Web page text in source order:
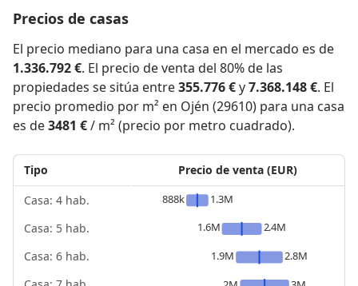
Precios de casas
El precio mediano para una casa en el mercado es de
1.336.792 €. El precio de venta del 80% de las
propiedades se sitúa entre355.776 €y7.368.148 €. El
precio promedio por m² en Ojén (29610) para una casa
es de3481 €/ m² (precio por metro cuadrado).
Tipo
Casa: 4 hab.
Casa: 5 hab.
Casa: 6 hab.
Precio de venta (EUR)
888k
1.3M
1.6M
2.4M
1.9M
2.8M